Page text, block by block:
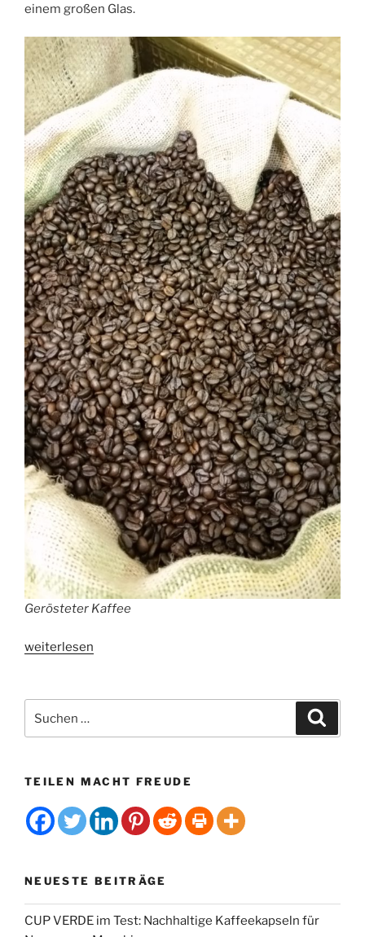
einem großen Glas.
Gerösteter Kaffee
„Cold
So
gelingt
Kaffee
wenig
weiterlesen
nach:
TEILEN MACHT FREUDE
NEUESTE BEITRÄGE
CUP VERDE im Test: Nachhaltige Kaffeekapseln für